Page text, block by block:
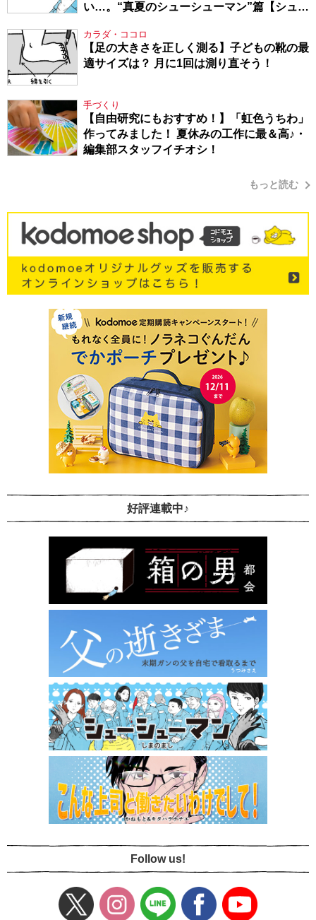
い…。“真夏のシューシューマン”篇【シュー
カラダ・ココロ
【足の大きさを正しく測る】子どもの靴の最
適サイズは？ 月に1回は測り直そう！
手づくり
【自由研究にもおすすめ！】「虹色うちわ」
作ってみました！ 夏休みの工作に最＆高♪・
編集部スタッフイチオシ！
もっと読む
好評連載中♪
Follow us!